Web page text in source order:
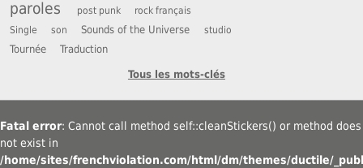
paroles post punk
rock français
Single
son Sounds of the Universe studio
Tournée Traduction
Tous les mots-clés
Fatal error: Cannot call method self::cleanStickers() or method does
not exist in
/home/sites/frenchviolation.com/html/dm/themes/ductile/